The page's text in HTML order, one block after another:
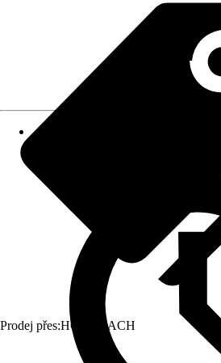
Prodej přes:HORNBACH